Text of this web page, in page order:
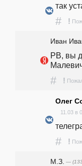
так
# !
Иван
РВ, вы
# !
Олег
11.03 в
# !
М.З. —